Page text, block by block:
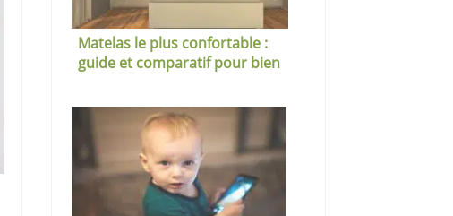
Matelas le plus confortable :
guide et comparatif pour bien